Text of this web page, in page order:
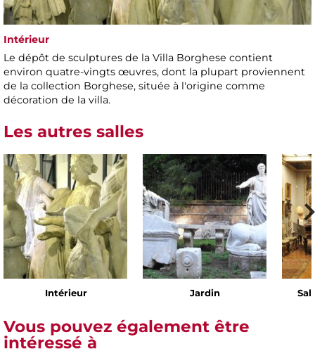
Intérieur
Le dépôt de sculptures de la Villa Borghese contient
environ quatre-vingts œuvres, dont la plupart proviennent
de la collection Borghese, située à l'origine comme
décoration de la villa.
Les autres salles
Intérieur Jardin
Vous pouvez également être
intéressé à